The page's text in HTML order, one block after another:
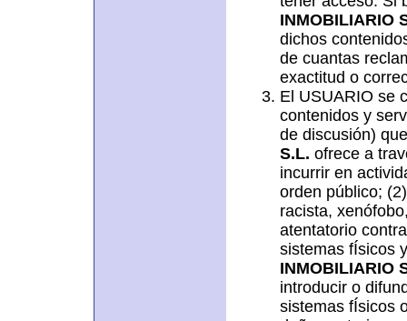
INMOBILIARIO
dichos
de cuantas
exactitud o
El USUARIO se
contenidos y
de discusión)
S.L. ofrece a
incurrir en
orden público;
racista,
atentatorio
sistemas fÍsicos
INMOBILIARIO
introducir o
sistemas fÍsicos